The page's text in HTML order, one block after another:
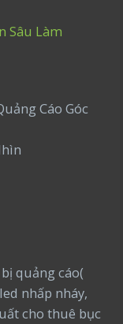
Sâu Làm
Cáo Góc
quảng cáo(
nhấp nháy,
cho thuê bục